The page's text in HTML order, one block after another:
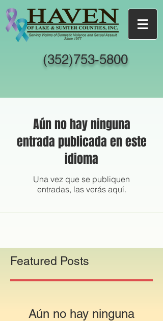
(352)753-5800
Aún no hay ninguna
entrada publicada en este
idioma
Una vez que se publiquen
entradas, las verás aquí.
Featured Posts
Aún no hay ninguna